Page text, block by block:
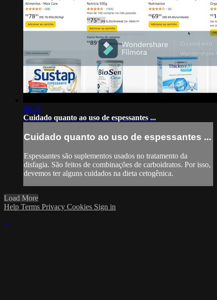
06:36
Cuidado quanto ao uso de espessantes ...
Cuidado quanto ao uso de espessantes ...
Espessantes são suplementos usados no tratamento da
disfagia. São feitos de combinações de carboidratos. Por isso,
devemos ter alguns cuidados na dieta cetogênica.
Load More
Help Terms Privacy Cookies Sign in
×